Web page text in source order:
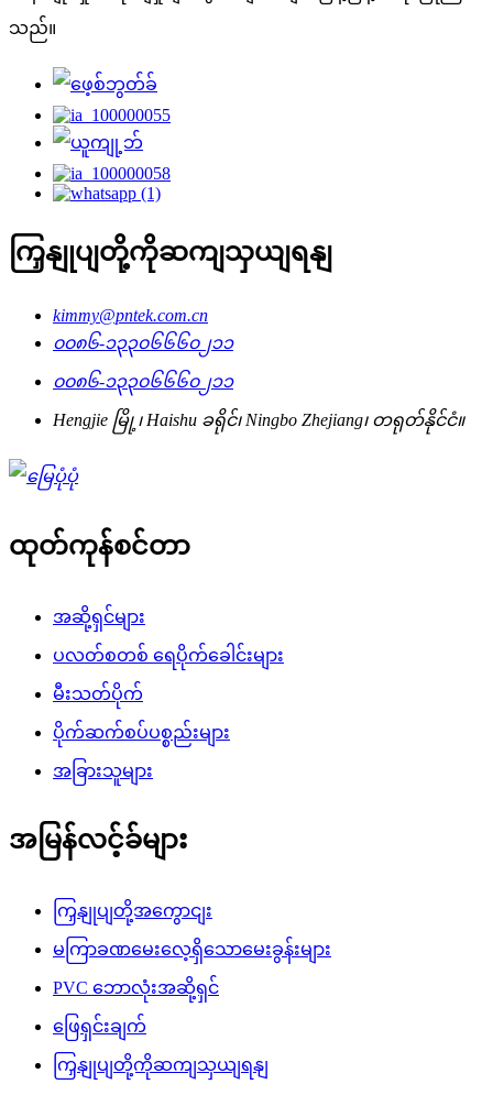
သည်။
ကြှနျုပျတို့ကိုဆကျသှယျရနျ
kimmy@pntek.com.cn
၀၀၈၆-၁၃၃၀၆၆၆၀၂၁၁
၀၀၈၆-၁၃၃၀၆၆၆၀၂၁၁
Hengjie မြို့၊ Haishu ခရိုင်၊ Ningbo Zhejiang၊ တရုတ်နိုင်ငံ။
ထုတ်ကုန်စင်တာ
အဆို့ရှင်များ
ပလတ်စတစ် ရေပိုက်ခေါင်းများ
မီးသတ်ပိုက်
ပိုက်ဆက်စပ်ပစ္စည်းများ
အခြားသူများ
အမြန်လင့်ခ်များ
ကြှနျုပျတို့အကွောငျး
မကြာခဏမေးလေ့ရှိသောမေးခွန်းများ
PVC ဘောလုံးအဆို့ရှင်
ဖြေရှင်းချက်
ကြှနျုပျတို့ကိုဆကျသှယျရနျ